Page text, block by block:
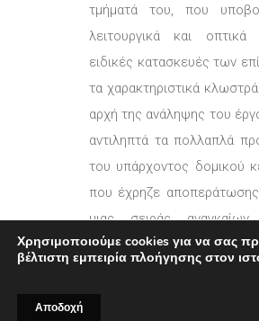
τμήματά του, που
λειτουργικά και
ειδικές κατασκευές των
τα χαρακτηριστικά
αρχή της ανάληψης του
αντιληπτά τα πολλαπλά
του υπάρχοντος δομικού
που έχρηζε
μιας σειράς αναγκαίων,
εξωτερικών και
Χρησιμοποιούμε cookies για να σας
βέλτιστη εμπειρία πλοήγησης στον
Αποδοχή